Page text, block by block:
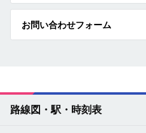
お問い合わせフォーム
路線図・駅・時刻表